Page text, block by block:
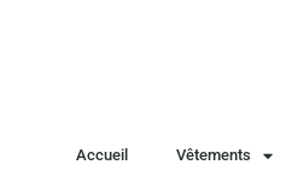
Accueil Vêtements